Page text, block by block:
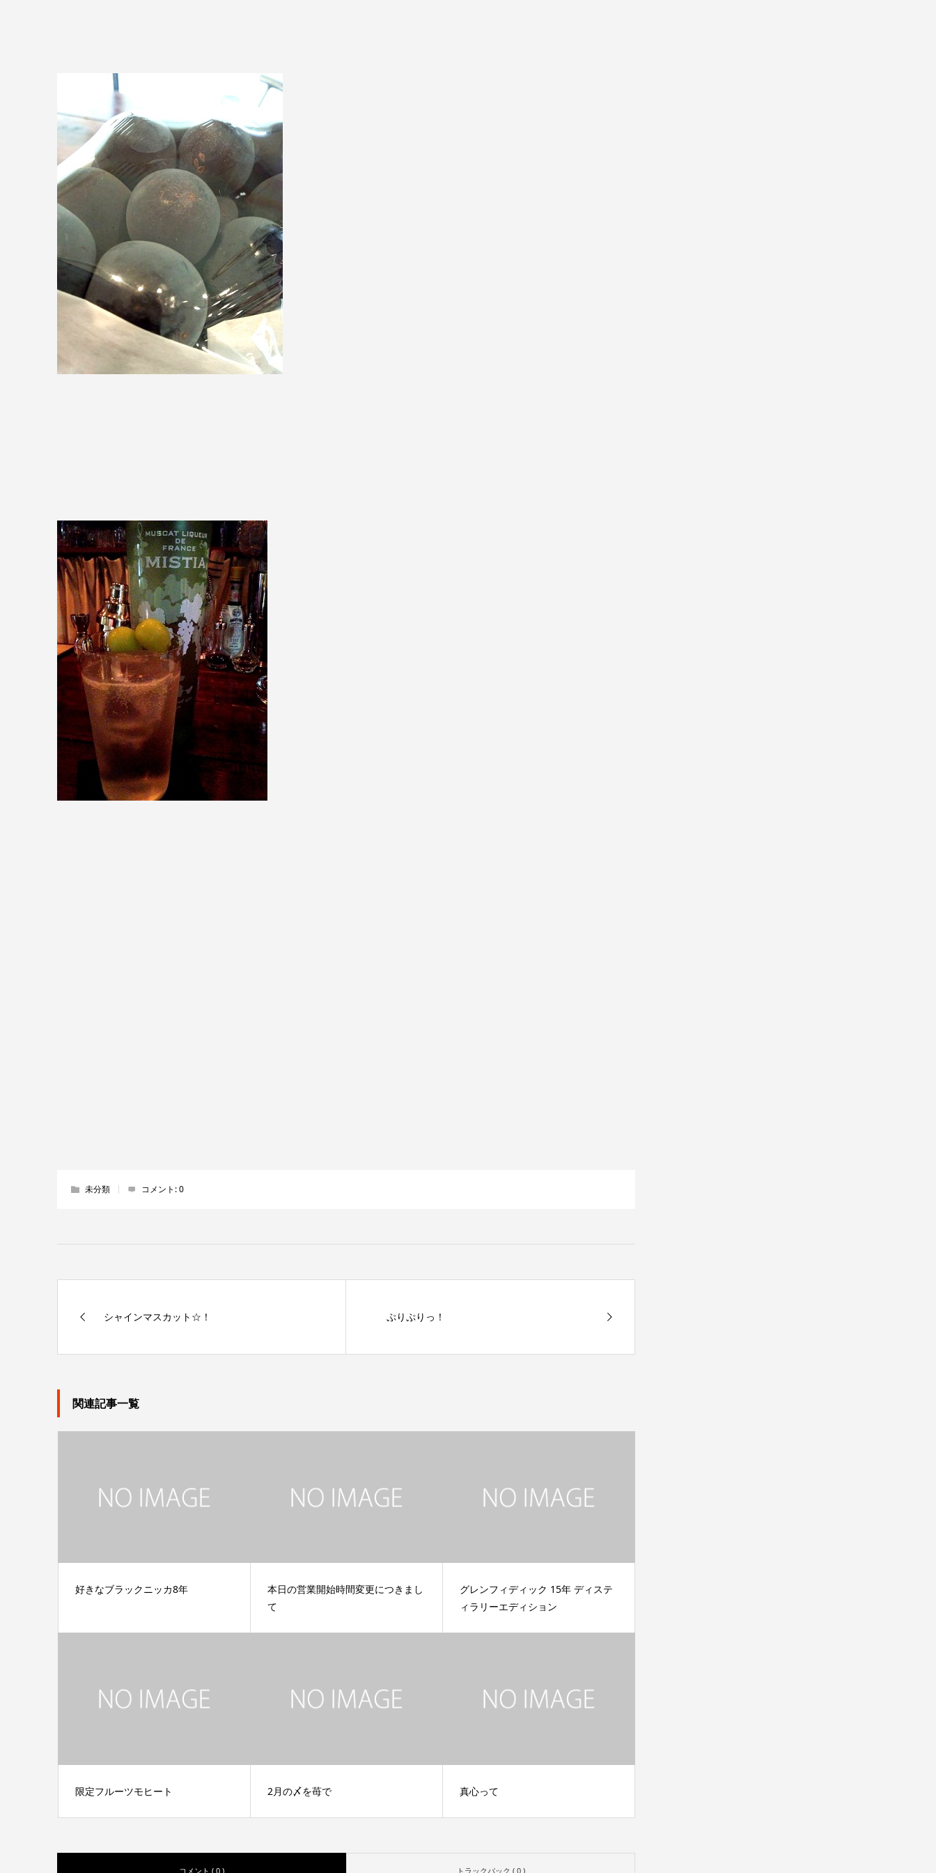
未分類 コメント:0
シャインマスカット☆！ ぷりぷりっ！
関連記事一覧
好きなブラックニッカ8年
本日の営業開始時間変更につきまし
て
グレンフィディック 15年 ディステ
ィラリーエディション
限定フルーツモヒート 2月の〆を苺で 真心って
コメント ( 0 ) トラックバック ( 0 )